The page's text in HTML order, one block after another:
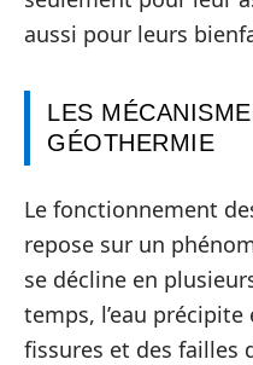
aussi pour leurs
LES
GÉOTHERMIE
Le fonctionnement
repose sur un
se décline en
temps, l’eau
fissures et des failles